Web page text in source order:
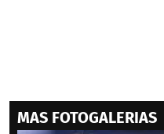
MAS FOTOGALERIAS